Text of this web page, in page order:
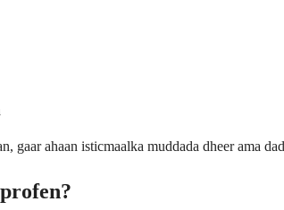
gaar ahaan isticmaalka muddada dheer ama